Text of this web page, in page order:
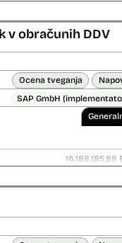
v obračunih DDV
Ocena tveganja
SAP GmbH
16.188.185,88